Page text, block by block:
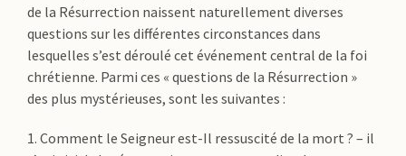
de la Résurrection naissent naturellement diverses
questions sur les différentes circonstances dans
lesquelles s’est déroulé cet événement central de la foi
chrétienne. Parmi ces « questions de la Résurrection »
des plus mystérieuses, sont les suivantes :
1. Comment le Seigneur est-Il ressuscité de la mort ? – il